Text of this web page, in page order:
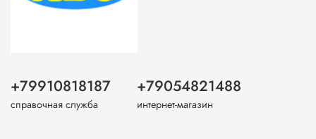
+79910818187
справочная служба
+79054821488
интернет-магазин